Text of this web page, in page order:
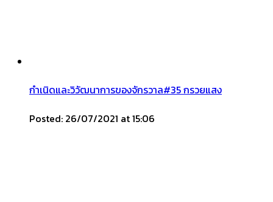
กำเนิดและวิวัฒนาการของจักรวาล#35 กรวยแสง
Posted: 26/07/2021 at 15:06